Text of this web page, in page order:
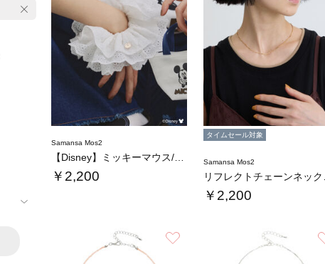
Samansa Mos2
￥2,200
タイムセール対象
Samansa Mos2
￥2,200